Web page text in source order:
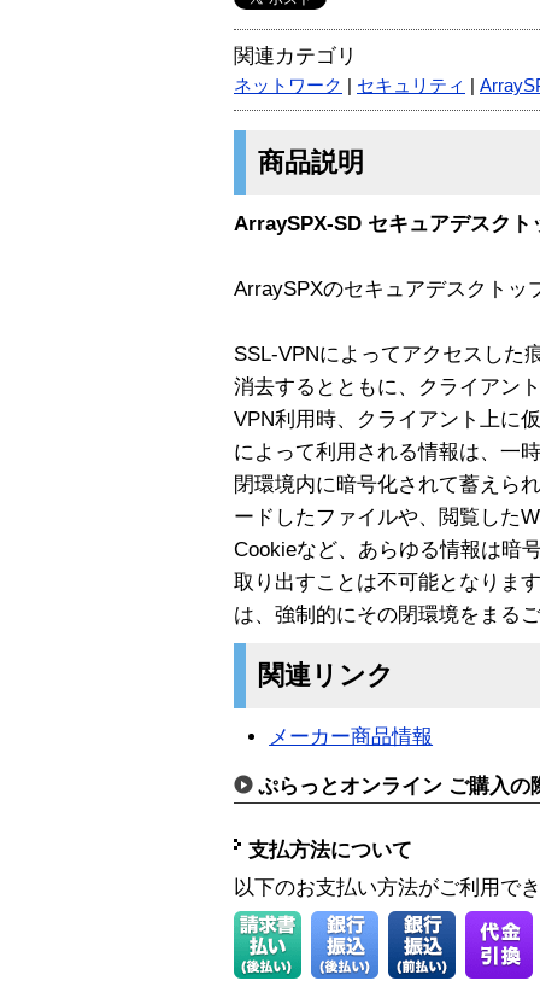
関連カテゴリ
ネットワーク セキュリティ
商品説明
ArraySPX-SD セキュアデスクト
ArraySPXのセキュアデスクトッ
SSL-VPNによってアクセスした
消去するとともに、クライアン
VPN利用時、クライアント上に
によって利用される情報は、一
閉環境内に暗号化されて蓄えら
ードしたファイルや、閲覧した
Cookieなど、あらゆる情報は暗
取り出すことは不可能となりま
は、強制的にその閉環境をまる
関連リンク
メーカー商品情報
ぷらっとオンライン ご購入の
支払方法について
以下のお支払い方法がご利用で